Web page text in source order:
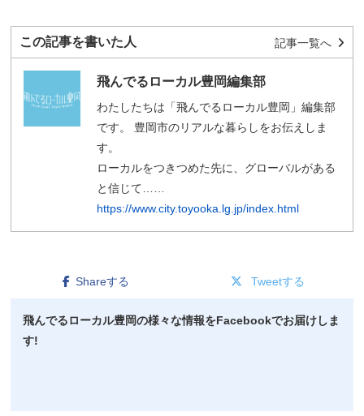
この記事を書いた人
飛んでるローカル豊岡編集部
わたしたちは「飛んでるローカル豊岡」編集部
です。 豊岡市のリアルな暮らしをお伝えしま
す。
ローカルをつきつめた先に、グローバルがある
と信じて……
https://www.city.toyooka.lg.jp/index.html
記事一覧へ
Shareする Tweetする
飛んでるローカル豊岡の様々な情報をFacebookでお届けしま
す!